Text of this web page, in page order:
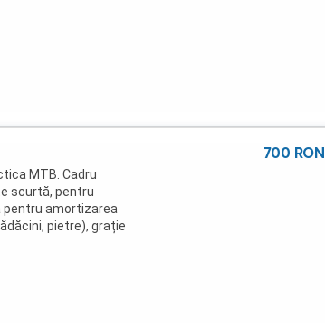
MTB. Cadru
scurtă, pentru
pentru amortizarea
pietre), grație
700 RON